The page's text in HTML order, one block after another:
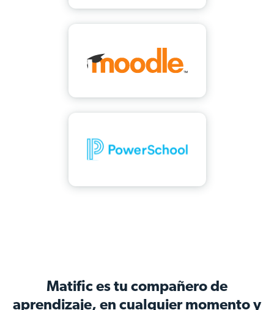
Matific es tu compañero de
aprendizaje, en cualquier momento y